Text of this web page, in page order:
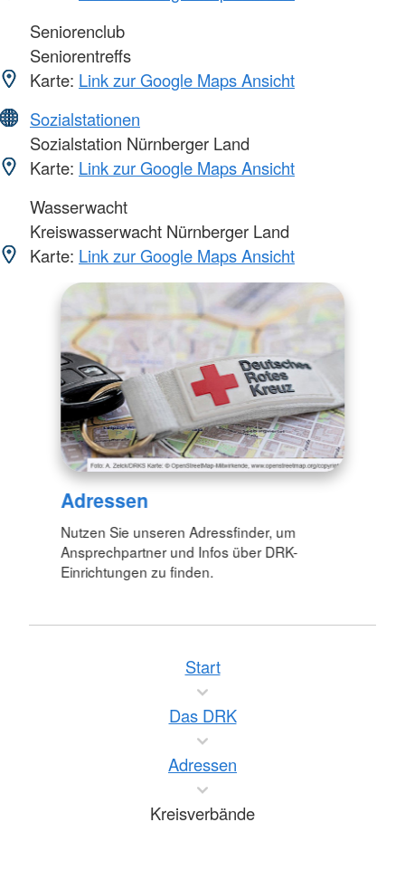
Seniorenclub
Seniorentreffs
Karte: Link zur Google Maps Ansicht
Sozialstationen
Sozialstation Nürnberger Land
Karte: Link zur Google Maps Ansicht
Wasserwacht
Kreiswasserwacht Nürnberger Land
Karte: Link zur Google Maps Ansicht
Adressen
Nutzen Sie unseren Adressfinder, um
Ansprechpartner und Infos über DRK-
Einrichtungen zu finden.
Start
Das DRK
Adressen
Kreisverbände